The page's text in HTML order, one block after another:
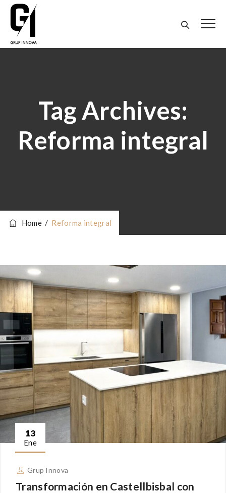
Tag Archives:
Reforma integral
Home/ Reforma integral
13
Ene
Grup Innova
Transformación en Castellbisbal con